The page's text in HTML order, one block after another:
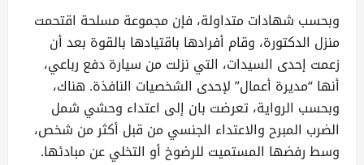
وبحسب شهادات متداولة، فإن مجموعة مسلحة اقتحمت
منزل الدكتورة، وقام أفرادها باقتيادها بالقوة بعد أن
زعمت إحدى السيدات، التي نزلت من سيارة دفع رباعي،
أنها “مديرة أعمال” لإحدى الشخصيات النافذة. هناك،
وبحسب الرواية، تعرضت بان إلى اعتداء وحشي شمل
الضرب المبرح والاعتداء الجنسي من قبل أكثر من شخص،
وسط رفضها المستميت للرضوخ أو التخلي عن مبادئها.